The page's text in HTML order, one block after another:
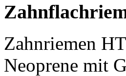
Zahnriemen
Neoprene mit